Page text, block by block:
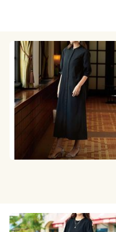
よくある質問とお問